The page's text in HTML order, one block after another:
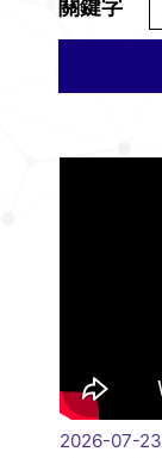
關鍵字
|
2026-07-23